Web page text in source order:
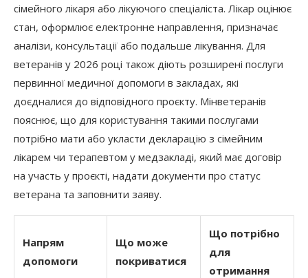
сімейного лікаря або лікуючого спеціаліста. Лікар оцінює
стан, оформлює електронне направлення, призначає
аналізи, консультації або подальше лікування. Для
ветеранів у 2026 році також діють розширені послуги
первинної медичної допомоги в закладах, які
доєдналися до відповідного проєкту. Мінветеранів
пояснює, що для користування такими послугами
потрібно мати або укласти декларацію з сімейним
лікарем чи терапевтом у медзакладі, який має договір
на участь у проєкті, надати документи про статус
ветерана та заповнити заяву.
Напрям
допомоги
Що може
покриватися
Що потрібно
для
отримання